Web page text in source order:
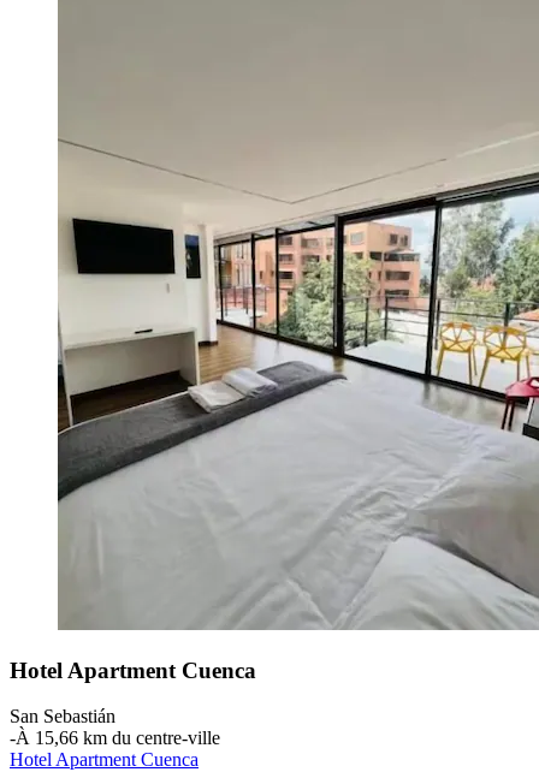
Hotel Apartment Cuenca
San Sebastián
‐À 15,66 km du centre-ville
Hotel Apartment Cuenca